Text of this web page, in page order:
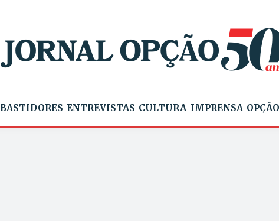
BASTIDORES ENTREVISTAS CULTURA IMPRENSA